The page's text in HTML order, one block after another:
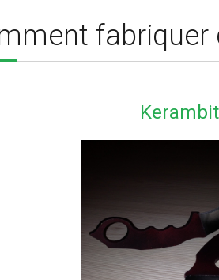
fabriquer
Kerambit